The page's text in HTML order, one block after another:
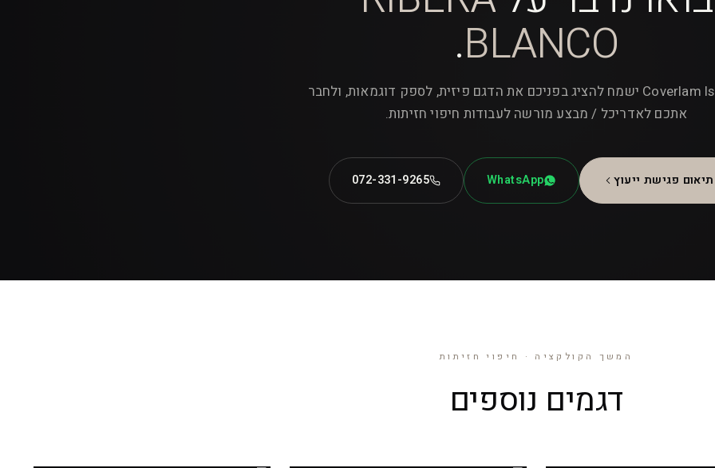
BLANCO
.
צוות Coverlam Israel ישמח להציג בפניכם את הדגם פיזית, לספק דוגמאות, ולחבר
אתכם לאדריכל / מבצע מורשה לעבודות חיפוי חזיתות.
פגישת ייעוץ WhatsApp
072-331-9265
המשך הקולקציה · חיפוי חזיתות
דגמים נוספים